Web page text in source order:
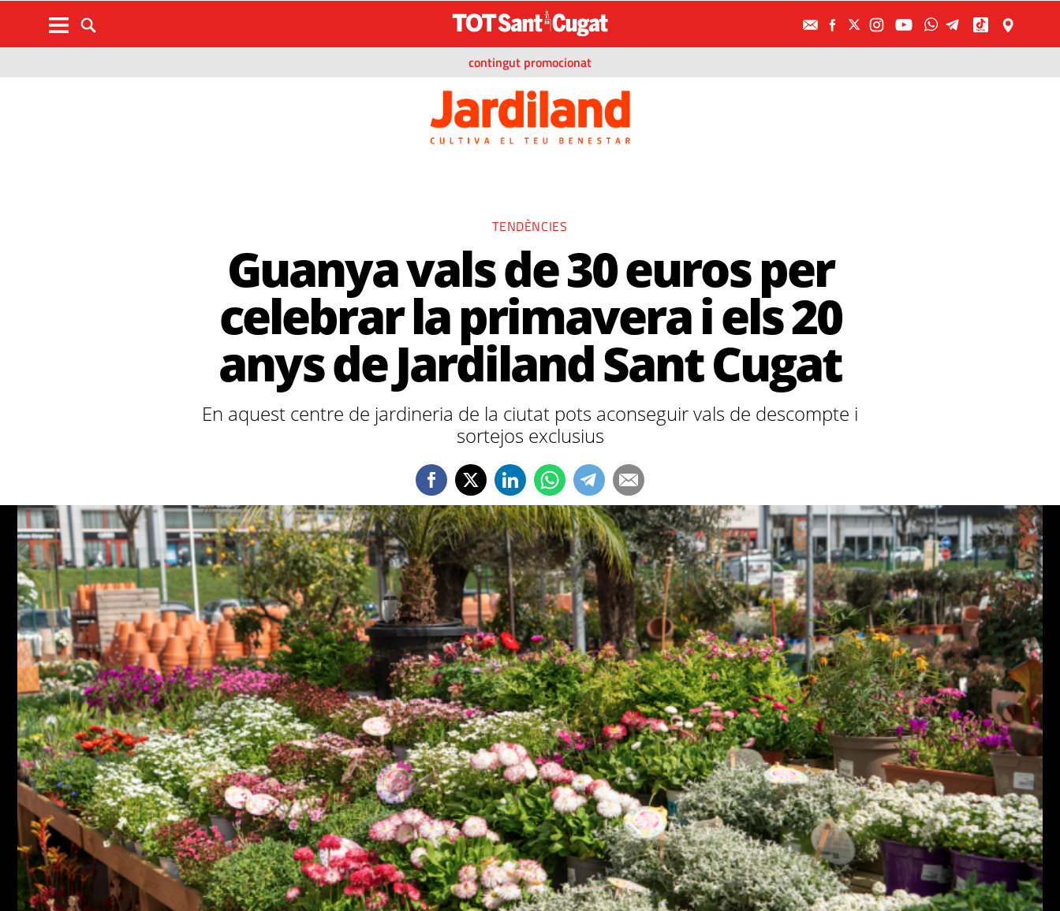
contingut promocionat
TENDÈNCIES
Guanya vals de 30 euros per
celebrar la primavera i els 20
anys de Jardiland Sant Cugat
En aquest centre de jardineria de la ciutat pots aconseguir vals de descompte i
sortejos exclusius